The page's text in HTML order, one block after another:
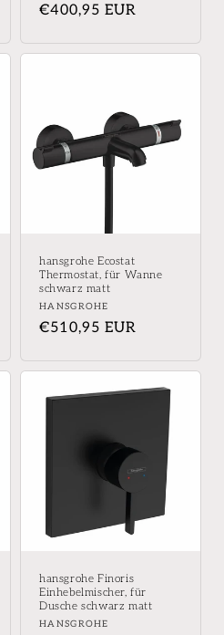
Normaler
€400,95 EUR
hansgrohe Ecostat
Thermostat, für Wanne
schwarz matt
Anbieter:
HANSGROHE
Normaler
€510,95 EUR
hansgrohe Finoris
Einhebelmischer, für
Dusche schwarz matt
Anbieter:
HANSGROHE